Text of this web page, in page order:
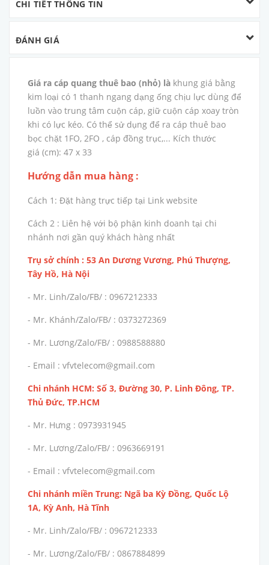
CHI TIẾT THÔNG TIN
ĐÁNH GIÁ
Giá ra cáp quang thuê bao (nhỏ) là khung giá bằng
kim loại có 1 thanh ngang dạng ống chịu lực dùng để
luồn vào trung tâm cuộn cáp, giữ cuộn cáp xoay tròn
khi có lực kéo. Có thể sử dụng để ra cáp thuê bao
bọc chặt 1FO, 2FO , cáp đồng trục,... Kích thước
giá (cm): 47 x 33
Hướng dẫn mua hàng :
Cách 1: Đặt hàng trực tiếp tại Link website
Cách 2 : Liên hệ với bộ phận kinh doanh tại chi
nhánh nơi gần quý khách hàng nhất
Trụ sở chính : 53 An Dương Vương, Phú Thượng,
Tây Hồ, Hà Nội
- Mr. Linh/Zalo/FB/ : 0967212333
- Mr. Khánh/Zalo/FB/ : 0373272369
- Mr. Lương/Zalo/FB/ : 0988588880
- Email : vfvtelecom@gmail.com
Chi nhánh HCM: Số 3, Đường 30, P. Linh Đông, TP.
Thủ Đức, TP.HCM
- Mr. Hưng : 0973931945
- Mr. Lương/Zalo/FB/ : 0963669191
- Email : vfvtelecom@gmail.com
Chi nhánh miền Trung: Ngã ba Kỳ Đồng, Quốc Lộ
1A, Kỳ Anh, Hà Tĩnh
- Mr. Linh/Zalo/FB/ : 0967212333
- Mr. Lương/Zalo/FB/ : 0867884899